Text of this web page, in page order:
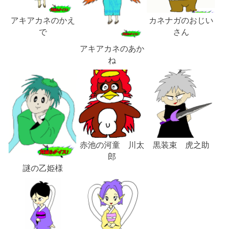
アキアカネのかえ
で
アキアカネのあか
ね
カネナガのおじい
さん
謎の乙姫様
赤池の河童 川太
郎
黒装束 虎之助